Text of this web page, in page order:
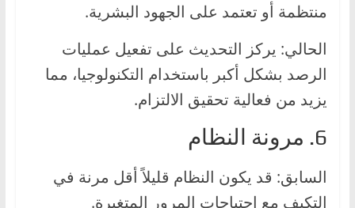
منتظمة أو تعتمد على الجهود البشرية.
الحالي: يركز التحديث على تفعيل عمليات
الرصد بشكل أكبر باستخدام التكنولوجيا، مما
يزيد من فعالية تحقيق الالتزام.
6. مرونة النظام
السابق: قد يكون النظام قليلاً أقل مرنة في
التكيف مع احتياجات المرور المتغيرة.